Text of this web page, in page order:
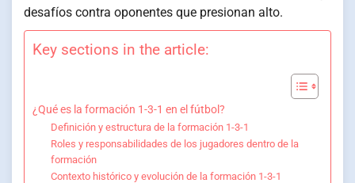
desafíos contra oponentes que presionan alto.
Key sections in the article:
¿Qué es la formación 1-3-1 en el fútbol?
Definición y estructura de la formación 1-3-1
Roles y responsabilidades de los jugadores dentro de la
formación
Contexto histórico y evolución de la formación 1-3-1